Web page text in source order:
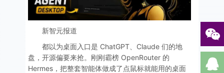
新智元报道
都以为桌面入口是 ChatGPT、Claude 们的地
盘，开源偏要来抢。刚刚霸榜 OpenRouter 的
Hermes，把整套智能体做成了点鼠标就能用的桌面